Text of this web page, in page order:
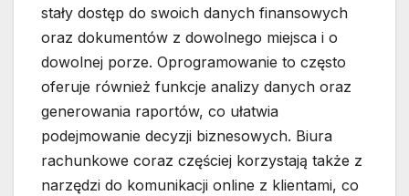
stały dostęp do swoich danych finansowych
oraz dokumentów z dowolnego miejsca i o
dowolnej porze. Oprogramowanie to często
oferuje również funkcje analizy danych oraz
generowania raportów, co ułatwia
podejmowanie decyzji biznesowych. Biura
rachunkowe coraz częściej korzystają także z
narzędzi do komunikacji online z klientami, co